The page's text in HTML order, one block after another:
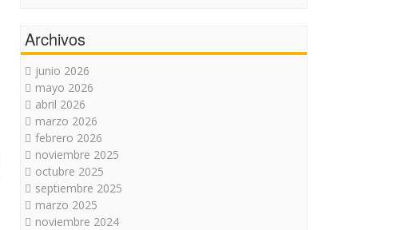
Archivos
junio 2026
mayo 2026
abril 2026
marzo 2026
febrero 2026
noviembre 2025
octubre 2025
septiembre 2025
marzo 2025
noviembre 2024